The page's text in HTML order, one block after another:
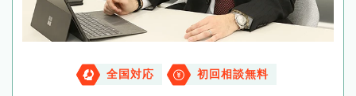
全国対応 初回相談無料